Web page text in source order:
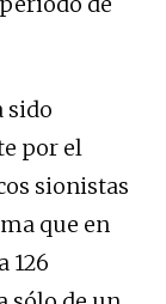
sido
por el
sionistas
que en
126